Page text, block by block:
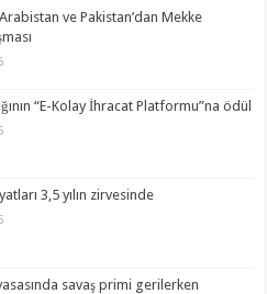
ve Pakistan’dan Mekke
“E-Kolay İhracat Platformu”na ödül
3,5 yılın zirvesinde
savaş primi gerilerken